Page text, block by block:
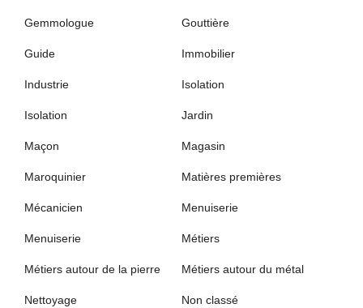
Gemmologue Gouttière
Guide Immobilier
Industrie Isolation
Isolation Jardin
Maçon Magasin
Maroquinier Matières premières
Mécanicien Menuiserie
Menuiserie Métiers
Métiers autour de la pierre Métiers autour du métal
Nettoyage Non classé